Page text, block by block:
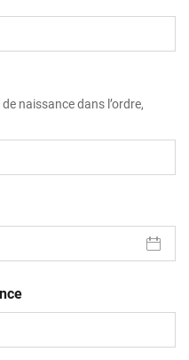
naissance dans l’ordre,